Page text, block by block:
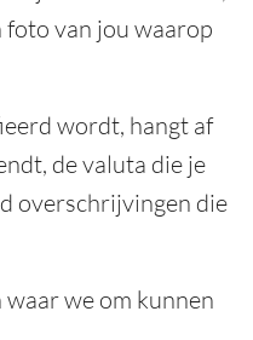
foto van jou waarop
wordt, hangt af
de valuta die je
overschrijvingen die
we om kunnen